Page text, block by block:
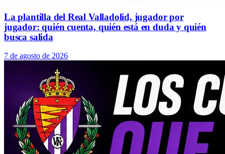
La plantilla del Real Valladolid, jugador por
jugador: quién cuenta, quién está en duda y quién
busca salida
7 de agosto de 2026